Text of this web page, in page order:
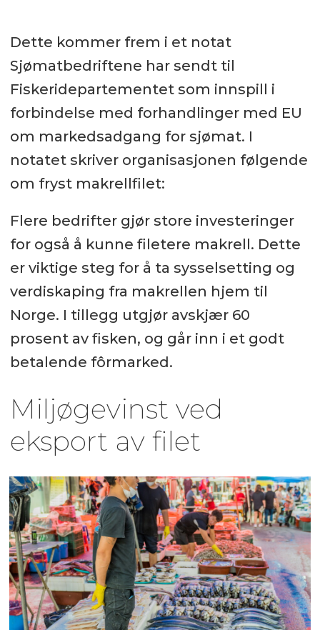
Dette kommer frem i et notat
Sjømatbedriftene har sendt til
Fiskeridepartementet som innspill i
forbindelse med forhandlinger med EU
om markedsadgang for sjømat. I
notatet skriver organisasjonen følgende
om fryst makrellfilet:
Flere bedrifter gjør store investeringer
for også å kunne filetere makrell. Dette
er viktige steg for å ta sysselsetting og
verdiskaping fra makrellen hjem til
Norge. I tillegg utgjør avskjær 60
prosent av fisken, og går inn i et godt
betalende fôrmarked.
Miljøgevinst ved
eksport av filet